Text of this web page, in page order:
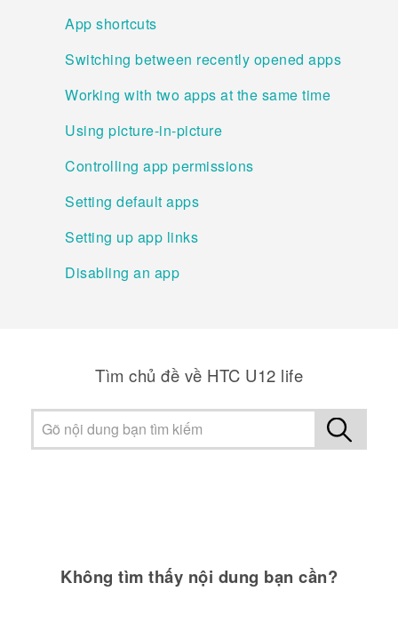
App shortcuts
Switching between recently opened apps
Working with two apps at the same time
Using picture-in-picture
Controlling app permissions
Setting default apps
Setting up app links
Disabling an app
Tìm chủ đề về HTC U12 life
Không tìm thấy nội dung bạn cần?